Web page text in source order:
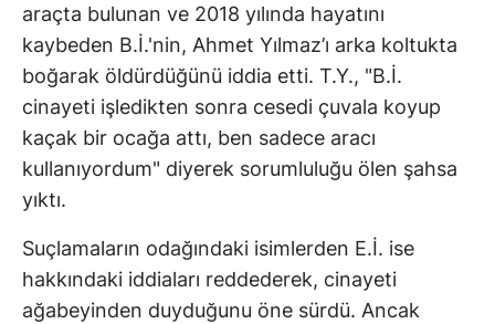
araçta bulunan ve 2018 yılında hayatını
kaybeden B.İ.'nin, Ahmet Yılmaz’ı arka koltukta
boğarak öldürdüğünü iddia etti. T.Y., "B.İ.
cinayeti işledikten sonra cesedi çuvala koyup
kaçak bir ocağa attı, ben sadece aracı
kullanıyordum" diyerek sorumluluğu ölen şahsa
yıktı.
Suçlamaların odağındaki isimlerden E.İ. ise
hakkındaki iddiaları reddederek, cinayeti
ağabeyinden duyduğunu öne sürdü. Ancak